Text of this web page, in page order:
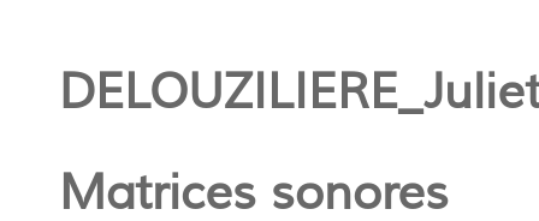
Matrices sonores